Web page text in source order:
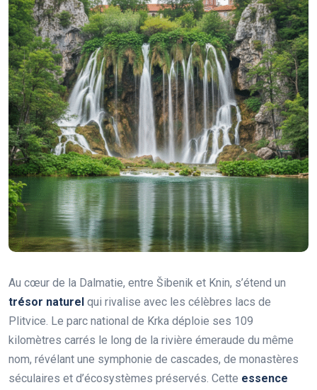
Au cœur de la Dalmatie, entre Šibenik et Knin, s’étend un
trésor naturel qui rivalise avec les célèbres lacs de
Plitvice. Le parc national de Krka déploie ses 109
kilomètres carrés le long de la rivière émeraude du même
nom, révélant une symphonie de cascades, de monastères
séculaires et d’écosystèmes préservés. Cette essence